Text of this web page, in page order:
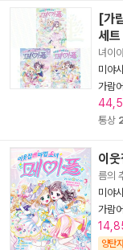
[가
세
녀이
미야
가람
통상
이
름의
미야
가람
양탄